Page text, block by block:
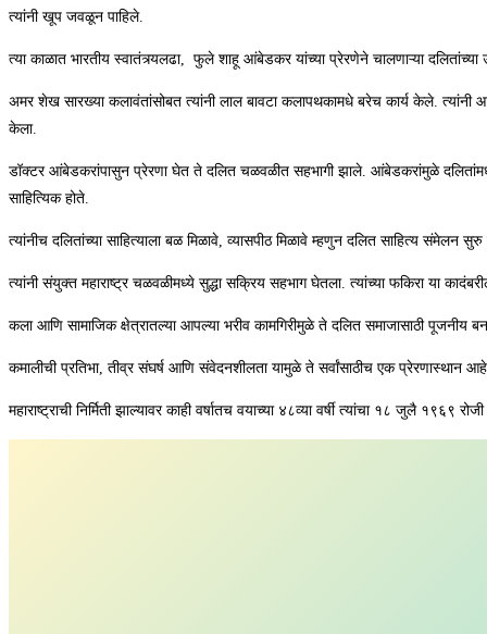
त्यांनी खूप जवळून पाहिले.
त्या काळात भारतीय स्वातंत्र्यलढा, फुले शाहू आंबेडकर यांच्या प्रेरणेने चालणाऱ्या
अमर शेख सारख्या कलावंतांसोबत त्यांनी लाल बावटा कलापथकामधे बरेच कार्य केले. त्यांनी
केला.
डॉक्टर आंबेडकरांपासुन प्रेरणा घेत ते दलित चळवळीत सहभागी झाले. आंबेडकरांमुळे
साहित्यिक होते.
त्यांनीच दलितांच्या साहित्याला बळ मिळावे, व्यासपीठ मिळावे म्हणुन दलित साहित्य संमेलन
त्यांनी संयुक्त महाराष्ट्र चळवळीमध्ये सुद्धा सक्रिय सहभाग घेतला. त्यांच्या फकिरा या
कला आणि सामाजिक क्षेत्रातल्या आपल्या भरीव कामगिरीमुळे ते दलित समाजासाठी पूजनीय
कमालीची प्रतिभा, तीव्र संघर्ष आणि संवेदनशीलता यामुळे ते सर्वांसाठीच एक प्रेरणास्थान
महाराष्ट्राची निर्मिती झाल्यावर काही वर्षातच वयाच्या ४८व्या वर्षी त्यांचा १८ जुलै १९६९